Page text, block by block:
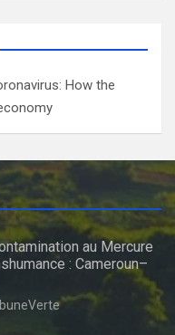
How the
au Mercure
: Cameroun–